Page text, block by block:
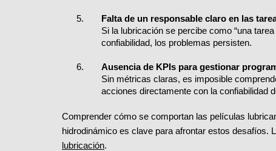
Falta de un responsable claro en las
Si la lubricación se percibe como “una
confiabilidad, los problemas persisten.
Ausencia de KPIs para gestionar
Sin métricas claras, es imposible
acciones directamente con la confiabilidad
Comprender cómo se comportan las películas
hidrodinámico es clave para afrontar estos desafíos.
lubricación.